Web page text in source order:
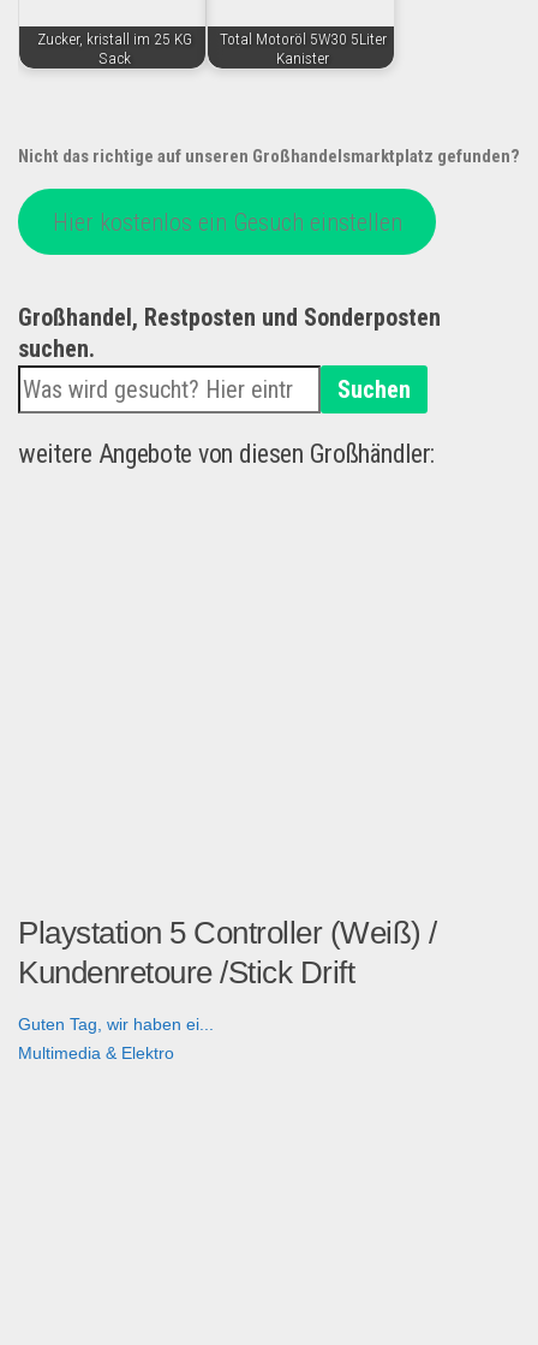
Zucker, kristall im 25 KG
Sack
Total Motoröl 5W30 5Liter
Kanister
Nicht das richtige auf unseren Großhandelsmarktplatz gefunden?
Hier kostenlos ein Gesuch einstellen
Großhandel, Restposten und Sonderposten
suchen.
Suchen
weitere Angebote von diesen Großhändler:
Playstation 5 Controller (Weiß) /
Kundenretoure /Stick Drift
Guten Tag, wir haben ei...
Multimedia & Elektro